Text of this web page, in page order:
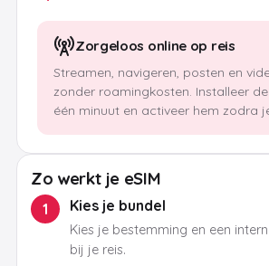
Zorgeloos online op reis
Streamen, navigeren, posten en
zonder roamingkosten. Installeer de
één minuut en activeer hem zodra
Zo werkt je eSIM
1 Kies je bundel
Kies je bestemming en een
bij je reis.